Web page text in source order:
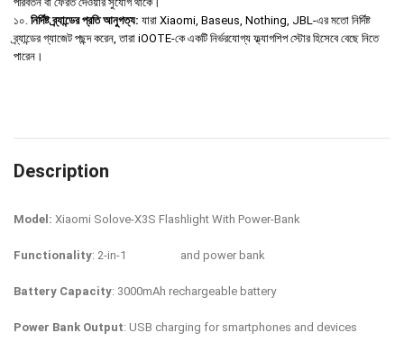
১০. নির্দিষ্ট ব্র্যান্ডের প্রতি আনুগত্য: যারা Xiaomi, Baseus, Nothing, JBL-এর মতো নির্দিষ্ট
ব্র্যান্ডের গ্যাজেট পছন্দ করেন, তারা iOOTE-কে একটি নির্ভরযোগ্য ফ্ল্যাগশিপ স্টোর হিসেবে বেছে নিতে
পারেন।
Description
Model: Xiaomi Solove-X3S Flashlight With Power-Bank
Functionality: 2-in-1 and power bank
Battery Capacity: 3000mAh rechargeable battery
Power Bank Output: USB charging for smartphones and devices